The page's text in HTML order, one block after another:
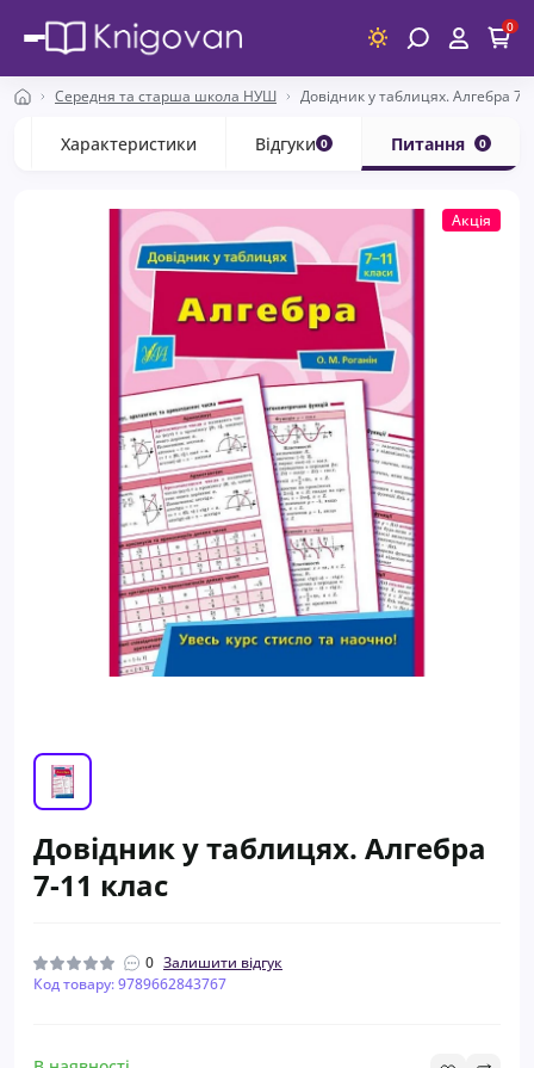
0
Середня та старша школа НУШ Довідник у таблицях. Алгебра 7-
Характеристики Відгуки 0 Питання 0
Акція
Довідник у таблицях. Алгебра
7-11 клас
0 Залишити відгук
Код товару: 9789662843767